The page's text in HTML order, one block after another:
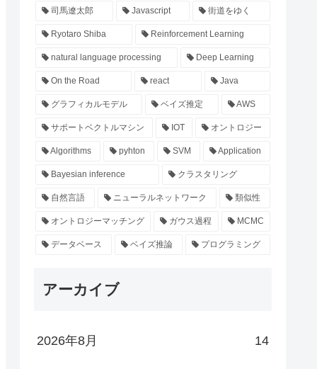
司馬遼太郎 Javascript 街道をゆく
Ryotaro Shiba Reinforcement Learning
natural language processing Deep Learning
On the Road react Java
グラフィカルモデル ベイズ推定 AWS
サポートベクトルマシン IOT オントロジー
Algorithms pyhton SVM Application
Bayesian inference クラスタリング
自然言語 ニューラルネットワーク 類似性
オントロジーマッチング ガウス過程 MCMC
データベース ベイズ推論 プログラミング
アーカイブ
2026年8月 14